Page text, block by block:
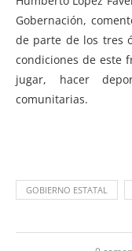
Gobernación,
de parte de los tres
condiciones de este
jugar, hacer
comunitarias.
GOBIERNO ESTATAL